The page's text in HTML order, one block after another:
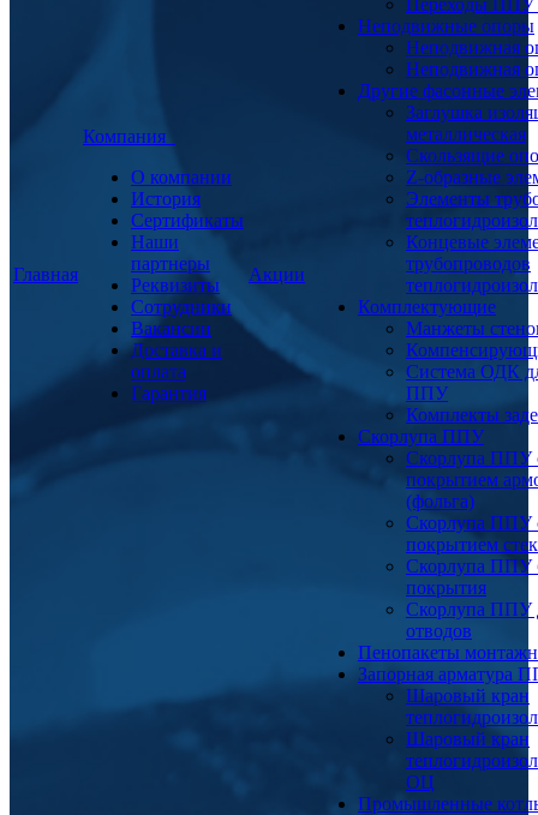
Главная
Компания
О компании
История
Сертификаты
Наши
партнеры
Реквизиты
Сотрудники
Вакансии
Доставка и
оплата
Гарантия
Акции
Переходы
Неподвижные опоры
Неподвижная
Неподвижная
Другие фасонные
Заглушка
металлическая
Скользящие
Z-образные
Элементы
Концевые
трубопроводов
Комплектующие
Манжеты
Система ОДК
ППУ
Комплекты
Скорлупа ППУ
Скорлупа ППУ
покрытием
(фольга)
Скорлупа ППУ
покрытием
Скорлупа ППУ
покрытия
Скорлупа ППУ
отводов
Пенопакеты
Запорная арматура
Шаровый кран
Шаровый кран
ОЦ
Промышленные